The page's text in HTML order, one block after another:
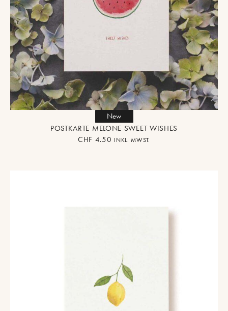
New
POSTKARTE MELONE SWEET WISHES
CHF 4.50 INKL. MWST.